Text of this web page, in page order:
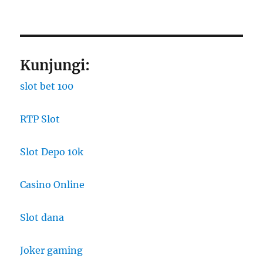
Kunjungi:
slot bet 100
RTP Slot
Slot Depo 10k
Casino Online
Slot dana
Joker gaming